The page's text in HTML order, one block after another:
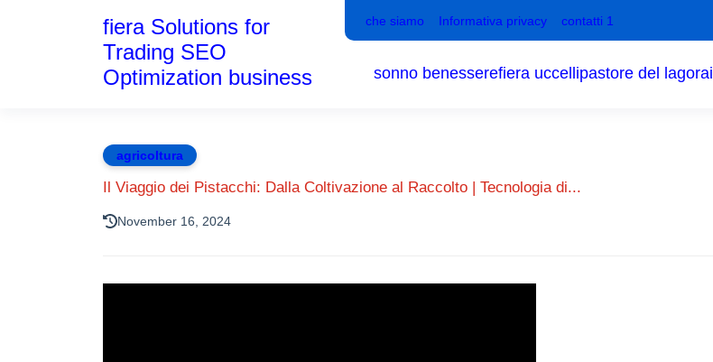
che siamo Informativa privacy contatti 1
fiera Solutions for
Trading SEO
Optimization business
sonno benesserefiera uccellipastore del lagorai
agricoltura
Il Viaggio dei Pistacchi: Dalla Coltivazione al Raccolto | Tecnologia di...
November 16, 2024